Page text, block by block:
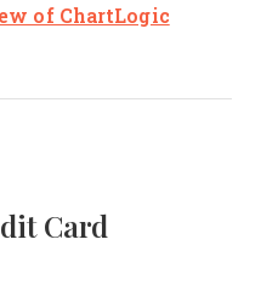
of ChartLogic
Card